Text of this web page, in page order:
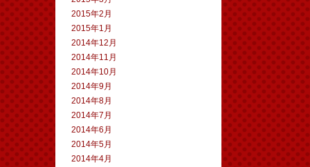
2015年2月
2015年1月
2014年12月
2014年11月
2014年10月
2014年9月
2014年8月
2014年7月
2014年6月
2014年5月
2014年4月